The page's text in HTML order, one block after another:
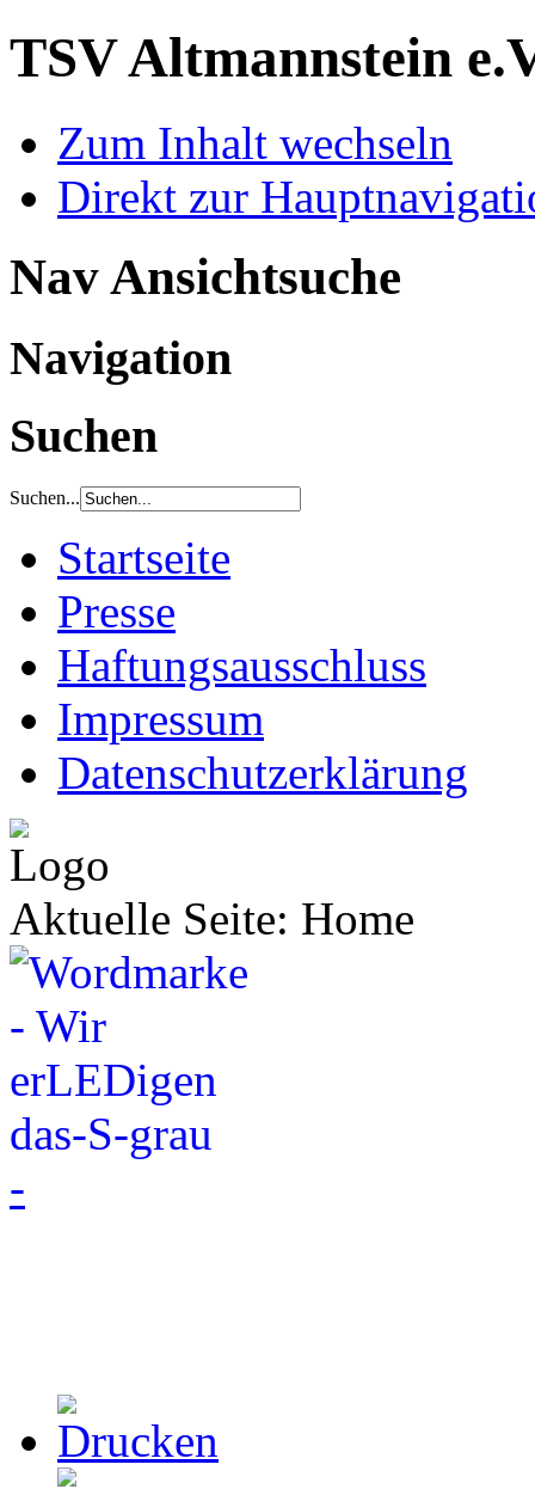
TSV Altmannstein
Zum Inhalt wechseln
Direkt zur
Nav Ansichtsuche
Navigation
Suchen
Suchen...
Startseite
Presse
Haftungsausschluss
Impressum
Datenschutzerklärung
Aktuelle Seite: Home
-